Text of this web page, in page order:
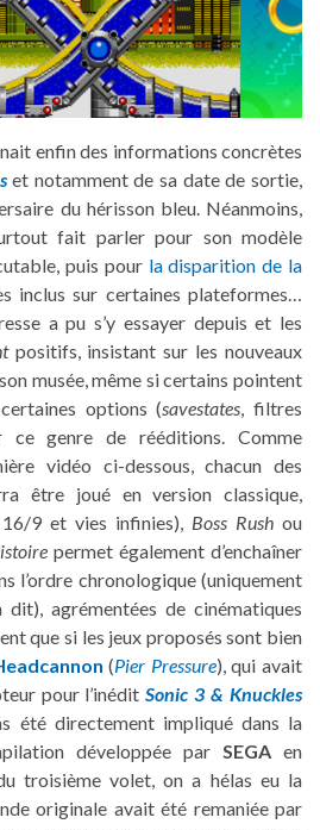
enfin des informations concrètes
et notamment de sa date de sortie,
du hérisson bleu. Néanmoins,
fait parler pour son modèle
puis pour la disparition de la
inclus sur certaines plateformes…
a pu s’y essayer depuis et les
positifs, insistant sur les nouveaux
musée, même si certains pointent
options (savestates, filtres
ce genre de rééditions. Comme
vidéo ci-dessous, chacun des
être joué en version classique,
9 et vies infinies), Boss Rush ou
permet également d’enchaîner
l’ordre chronologique (uniquement
dit), agrémentées de cinématiques
que si les jeux proposés sont bien
(Pier Pressure), qui avait
pour l’inéditSonic 3 & Knuckles
été directement impliqué dans la
développée par SEGA en
troisième volet, on a hélas eu la
originale avait été remaniée par